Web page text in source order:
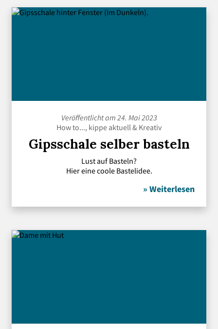
Veröffentlicht am 24. Mai 2023
How to..., kippe aktuell & Kreativ
Gipsschale selber basteln
Lust auf Basteln?
Hier eine coole Bastelidee.
» Weiterlesen